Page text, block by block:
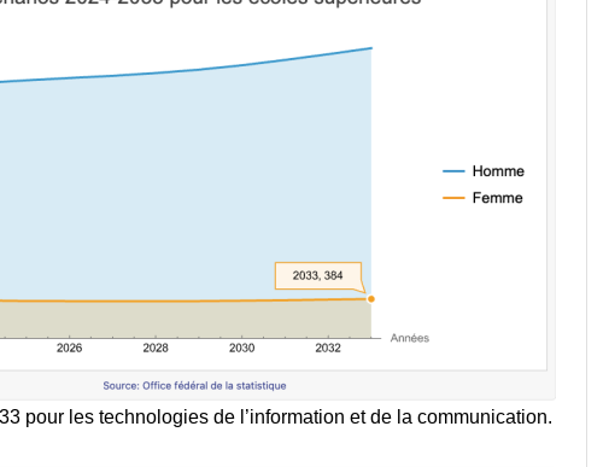
pour les technologies de l’information et de la communication.